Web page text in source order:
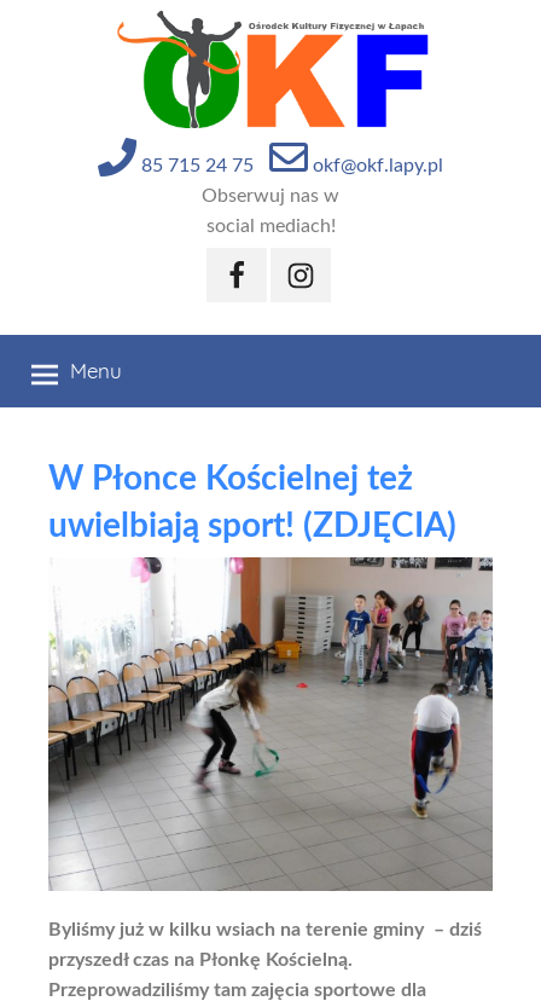
85 715 24 75
okf@okf.lapy.pl
Obserwuj nas w
social mediach!
FacebookInstagram
Menu
W Płonce Kościelnej też
uwielbiają sport! (ZDJĘCIA)
Byliśmy już w kilku wsiach na terenie gminy – dziś
przyszedł czas na Płonkę Kościelną.
Przeprowadziliśmy tam zajęcia sportowe dla